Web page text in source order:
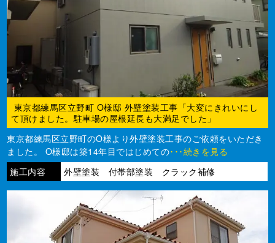
東京都練馬区立野町 O様邸 外壁塗装工事「大変にきれいにし
て頂けました。駐車場の屋根延長も大満足でした」
東京都練馬区立野町のO様より外壁塗装工事のご依頼をいただき
ました。 O様邸は築14年目ではじめての･･･続きを見る
施工内容
外壁塗装 付帯部塗装 クラック補修